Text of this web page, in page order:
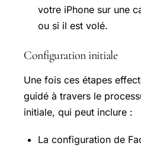
votre iPhone sur une
ou si il est volé.
Configuration initiale
Une fois ces étapes
guidé à travers le
initiale, qui peut inclure :
La configuration de